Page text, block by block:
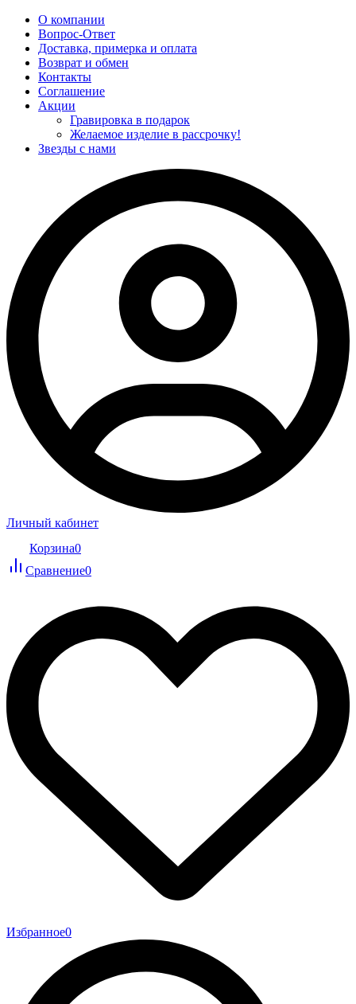
О компании
Вопрос-Ответ
Доставка, примерка и оплата
Возврат и обмен
Контакты
Соглашение
Акции
Гравировка в подарок
Желаемое изделие в рассрочку!
Звезды с нами
Личный кабинет
Корзина0
Сравнение0
Избранное0